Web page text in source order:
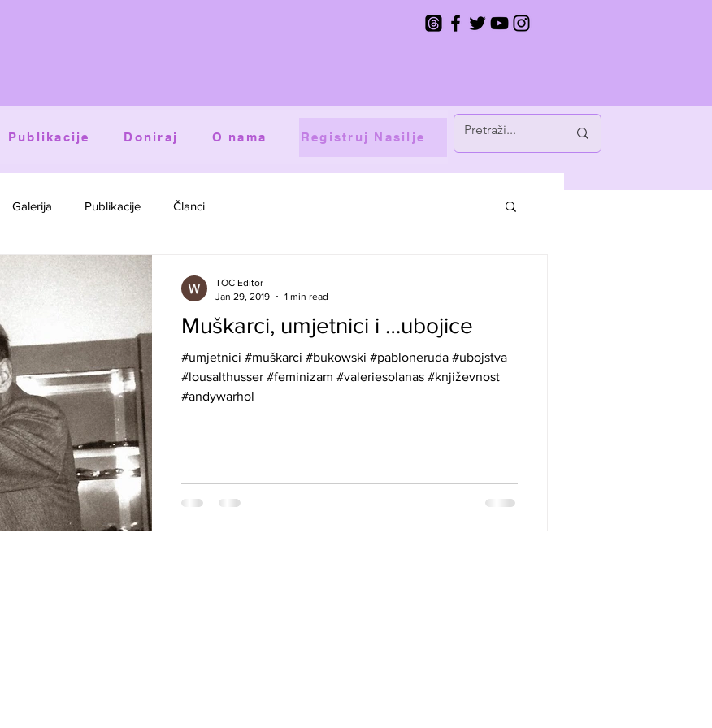
Publikacije Doniraj O nama Registruj Nasilje
Galerija Publikacije Članci
Muškarci, umjetnici i …ubojice
#umjetnici #muškarci #bukowski #pabloneruda #ubojstva
#lousalthusser #feminizam #valeriesolanas #književnost
#andywarhol
TOC Editor
Jan 29, 2019
1 min read